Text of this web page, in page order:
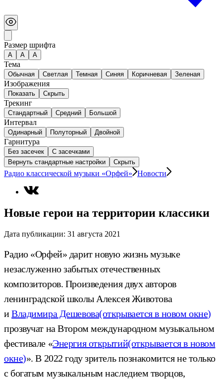
Размер шрифта
А A A
Тема
Обычная Светлая Темная Синяя Коричневая Зеленая
Изображения
Показать Скрыть
Трекинг
Стандартный Средний Большой
Интервал
Одинарный Полуторный Двойной
Гарнитура
Без засечек
С засечками
Вернуть стандартные настройки
Скрыть
Радио классической музыки «Орфей» Новости
Новые герои на территории классики
Дата публикации: 31 августа 2021
Радио «Орфей» дарит новую жизнь музыке
незаслуженно забытых отечественных
композиторов. Произведения двух авторов
ленинградской школы Алексея Животова
иВладимира Дешевова(открывается в новом окне)
прозвучат на Втором международном музыкальном
фестивале «Энергия открытий(открывается в новом
окне)». В 2022 году зритель познакомится не только
с богатым музыкальным наследием творцов,